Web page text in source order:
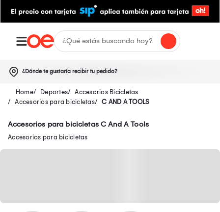
¿Dónde te gustaría recibir tu pedido?
Deportes
Accesorios Bicicletas
Accesorios para bicicletas
C AND A TOOLS
Accesorios para bicicletas C And A Tools
Accesorios para bicicletas